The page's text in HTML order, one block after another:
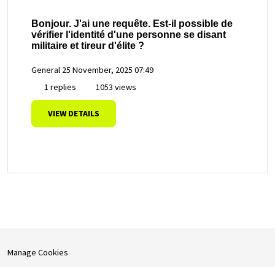
Bonjour. J'ai une requête. Est-il possible de
vérifier l'identité d'une personne se disant
militaire et tireur d'élite ?
General 25 November, 2025 07:49
1 replies
1053 views
VIEW DETAILS
Manage Cookies